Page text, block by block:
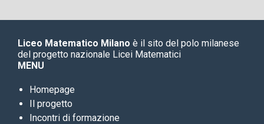
Liceo Matematico Milano è il sito del polo milanese
del progetto nazionale Licei Matematici
MENU
Homepage
Il progetto
Incontri di formazione